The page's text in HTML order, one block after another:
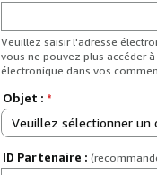
Veuillez saisir l'adresse
vous ne pouvez plus accéder
électronique dans vos
Objet : *
Veuillez sélectionner un
ID Partenaire :